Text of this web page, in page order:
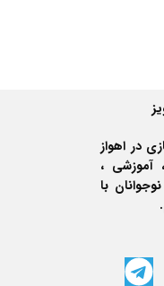
در اهواز
آموزشی ،
با